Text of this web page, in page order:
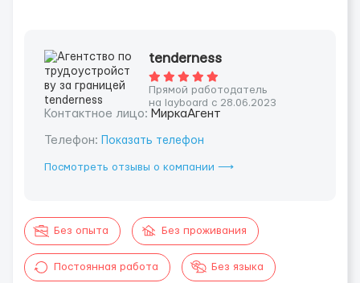
tenderness
Прямой работодатель
на layboard с 28.06.2023
Контактное лицо: МиркаАгент
Телефон: Показать телефон
Посмотреть отзывы о компании ⟶
Без опыта Без проживания
Постоянная работа Без языка